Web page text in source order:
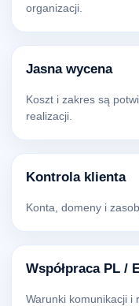
organizacji.
Jasna wycena
Koszt i zakres są
realizacji.
Kontrola klienta
Konta, domeny i
Współpraca PL /
Warunki komunikacji i